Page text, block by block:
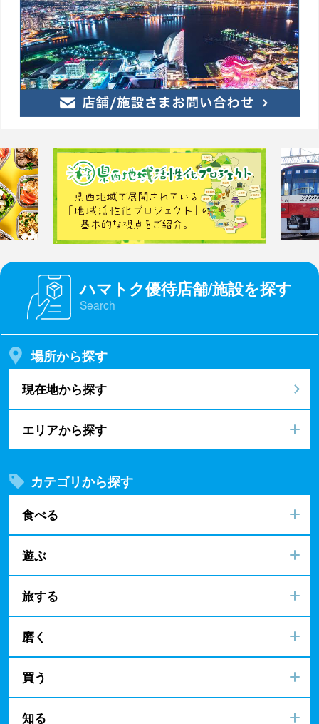
ハマトク優待店舗/施設を探す
Search
場所から探す
現在地から探す
エリアから探す
カテゴリから探す
食べる
遊ぶ
旅する
磨く
買う
知る